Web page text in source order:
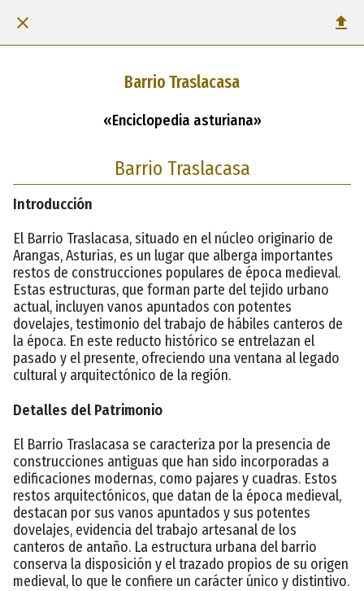
Barrio Traslacasa
«Enciclopedia asturiana»
Barrio Traslacasa
Introducción
El Barrio Traslacasa, situado en el núcleo originario de
Arangas, Asturias, es un lugar que alberga importantes
restos de construcciones populares de época medieval.
Estas estructuras, que forman parte del tejido urbano
actual, incluyen vanos apuntados con potentes
dovelajes, testimonio del trabajo de hábiles canteros de
la época. En este reducto histórico se entrelazan el
pasado y el presente, ofreciendo una ventana al legado
cultural y arquitectónico de la región.
Detalles del Patrimonio
El Barrio Traslacasa se caracteriza por la presencia de
construcciones antiguas que han sido incorporadas a
edificaciones modernas, como pajares y cuadras. Estos
restos arquitectónicos, que datan de la época medieval,
destacan por sus vanos apuntados y sus potentes
dovelajes, evidencia del trabajo artesanal de los
canteros de antaño. La estructura urbana del barrio
conserva la disposición y el trazado propios de su origen
medieval, lo que le confiere un carácter único y distintivo.